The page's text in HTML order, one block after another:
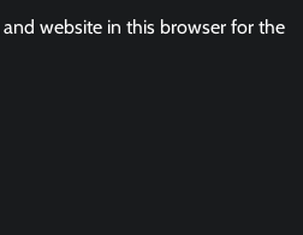
website in this browser for the